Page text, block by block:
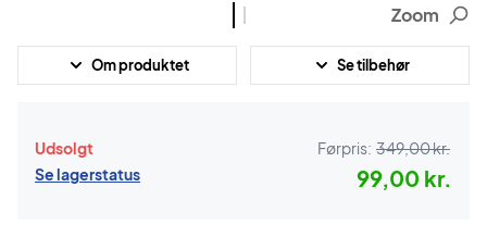
Zoom
Om produktet Se tilbehør
Udsolgt
Se lagerstatus
Førpris: 349,00 kr.
99,00 kr.